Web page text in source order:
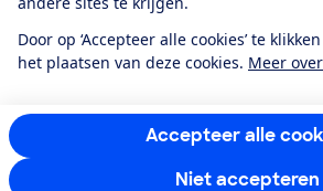
Door op ‘Accepteer alle cookies’ te
het plaatsen van deze cookies. Meer
Accepteer alle
Niet accepteren
RSS-feed nieuws
Facebook
Twitter
12.901consumentenbeoordelen de